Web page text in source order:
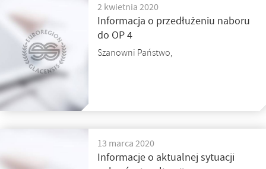
2 kwietnia 2020
Informacja o przedłużeniu naboru
do OP 4
Szanowni Państwo,
13 marca 2020
Informacje o aktualnej sytuacji